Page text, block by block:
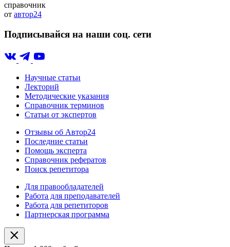
справочник
от автор24
Подписывайся на наши соц. сети
Научные статьи
Лекторий
Методические указания
Справочник терминов
Статьи от экспертов
Отзывы об Автор24
Последние статьи
Помощь эксперта
Справочник рефератов
Поиск репетитора
Для правообладателей
Работа для преподавателей
Работа для репетиторов
Партнерская программа